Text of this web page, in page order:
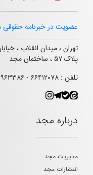
عضویت در خبرنامه
تهران ، میدان انقلاب ،
پلاک ۵۷ ، ساختمان مجد
تلفن : ۶۶۴۱۲۰۷۸ - ۶۶۹۶۳۳۸۶ - ۰۲۱۶۶۴۹۵۰۳۴
درباره مجد
مدیریت مجد
انتشارات مجد